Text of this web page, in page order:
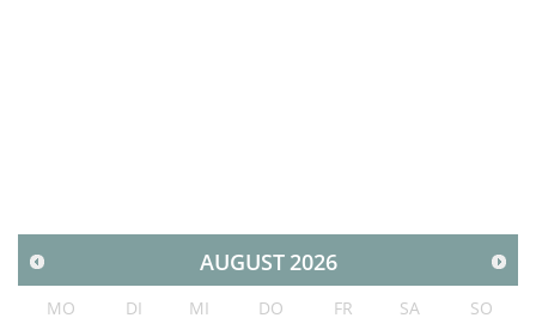
AUGUST2026
MO DI MI DO FR SA
SO